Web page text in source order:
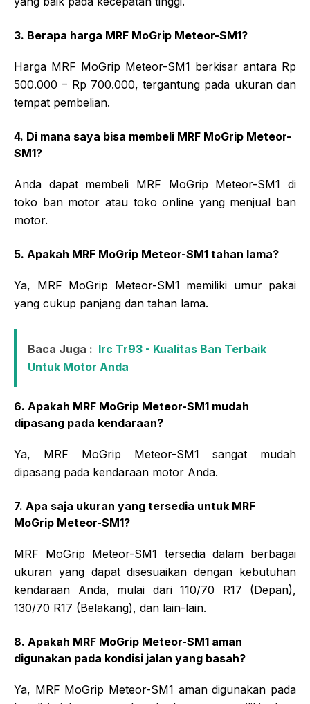
3. Berapa harga MRF MoGrip Meteor-SM1?
Harga MRF MoGrip Meteor-SM1 berkisar antara Rp
500.000 – Rp 700.000, tergantung pada ukuran dan
tempat pembelian.
4. Di mana saya bisa membeli MRF MoGrip Meteor-
SM1?
Anda dapat membeli MRF MoGrip Meteor-SM1 di
toko ban motor atau toko online yang menjual ban
motor.
5. Apakah MRF MoGrip Meteor-SM1 tahan lama?
Ya, MRF MoGrip Meteor-SM1 memiliki umur pakai
yang cukup panjang dan tahan lama.
Baca Juga : Irc Tr93 - Kualitas Ban Terbaik
Untuk Motor Anda
6. Apakah MRF MoGrip Meteor-SM1 mudah
dipasang pada kendaraan?
Ya, MRF MoGrip Meteor-SM1 sangat mudah
dipasang pada kendaraan motor Anda.
7. Apa saja ukuran yang tersedia untuk MRF
MoGrip Meteor-SM1?
MRF MoGrip Meteor-SM1 tersedia dalam berbagai
ukuran yang dapat disesuaikan dengan kebutuhan
kendaraan Anda, mulai dari 110/70 R17 (Depan),
130/70 R17 (Belakang), dan lain-lain.
8. Apakah MRF MoGrip Meteor-SM1 aman
digunakan pada kondisi jalan yang basah?
Ya, MRF MoGrip Meteor-SM1 aman digunakan pada